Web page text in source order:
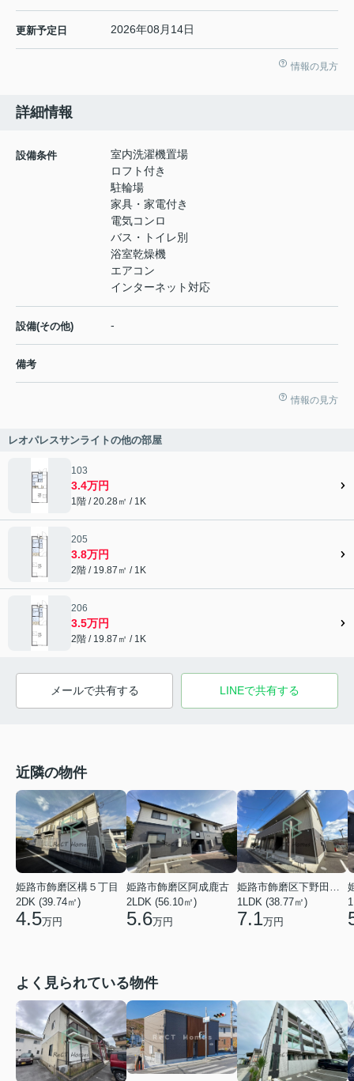
更新予定日 2026年08月14日
情報の見方
詳細情報
設備条件
室内洗濯機置場
ロフト付き
駐輪場
家具・家電付き
電気コンロ
バス・トイレ別
浴室乾燥機
エアコン
インターネット対応
設備(その他) -
備考
情報の見方
レオパレスサンライトの他の部屋
103
3.4万円
1階 / 20.28㎡ / 1K
205
3.8万円
2階 / 19.87㎡ / 1K
206
3.5万円
2階 / 19.87㎡ / 1K
メールで共有する LINEで共有する
近隣の物件
姫路市飾磨区構５丁目
2DK (39.74㎡)
4.5万円
姫路市飾磨区阿成鹿古
2LDK (56.10㎡)
5.6万円
1LDK (38.77㎡)
7.1万円
よく見られている物件